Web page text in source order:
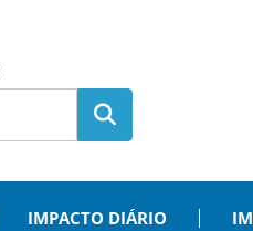
IMPACTO DIÁRIO